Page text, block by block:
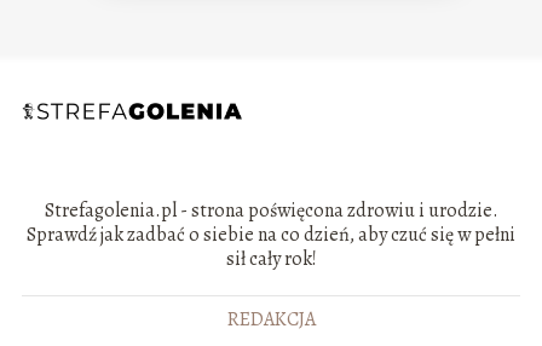
Strefagolenia.pl - strona poświęcona zdrowiu i urodzie.
Sprawdź jak zadbać o siebie na co dzień, aby czuć się w pełni
sił cały rok!
REDAKCJA